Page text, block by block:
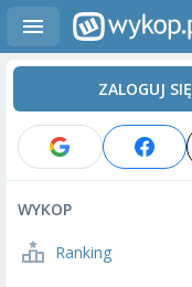
ZALOGUJ SIĘ
WYKOP
Ranking